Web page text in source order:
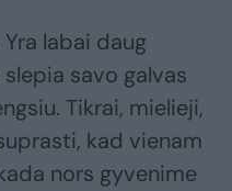
labai daug
savo galvas
Tikrai, mielieji,
kad vienam
nors gyvenime